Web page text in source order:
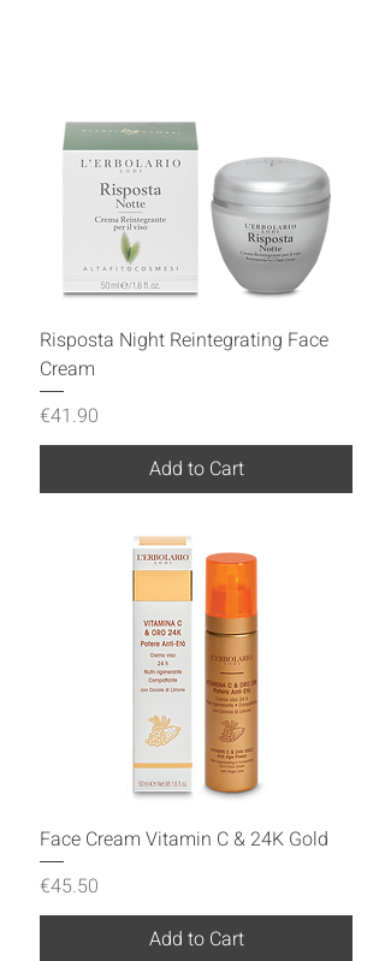
Risposta Night Reintegrating Face
Cream
Price
€41.90
Add to Cart
Face Cream Vitamin C & 24K Gold
Price
€45.50
Add to Cart